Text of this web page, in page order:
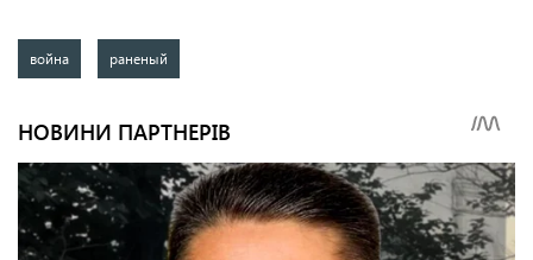
война раненый